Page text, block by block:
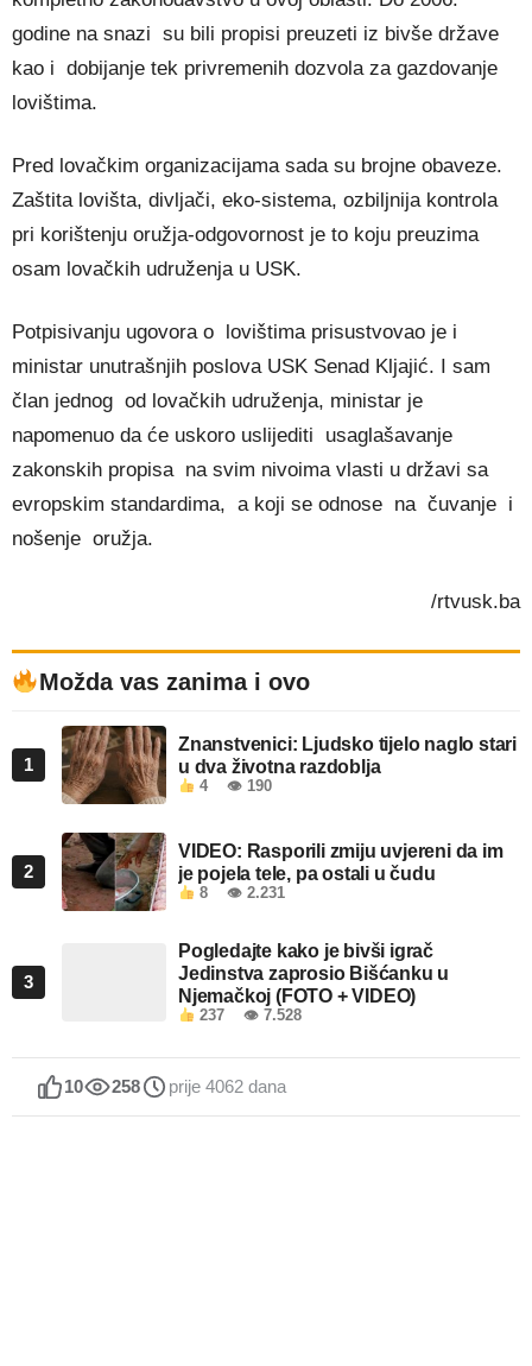
godine na snazi su bili propisi preuzeti iz bivše države
kao i dobijanje tek privremenih dozvola za gazdovanje
lovištima.
Pred lovačkim organizacijama sada su brojne obaveze.
Zaštita lovišta, divljači, eko-sistema, ozbiljnija kontrola
pri korištenju oružja-odgovornost je to koju preuzima
osam lovačkih udruženja u USK.
Potpisivanju ugovora o lovištima prisustvovao je i
ministar unutrašnjih poslova USK Senad Kljajić. I sam
član jednog od lovačkih udruženja, ministar je
napomenuo da će uskoro uslijediti usaglašavanje
zakonskih propisa na svim nivoima vlasti u državi sa
evropskim standardima, a koji se odnose na čuvanje i
nošenje oružja.
/rtvusk.ba
Možda vas zanima i ovo
1
Znanstvenici: Ljudsko tijelo naglo stari
u dva životna razdoblja
4 👁 190
2
VIDEO: Rasporili zmiju uvjereni da im
je pojela tele, pa ostali u čudu
8 👁 2.231
3
Pogledajte kako je bivši igrač
Jedinstva zaprosio Bišćanku u
Njemačkoj (FOTO + VIDEO)
237 👁 7.528
10 258 prije 4062 dana